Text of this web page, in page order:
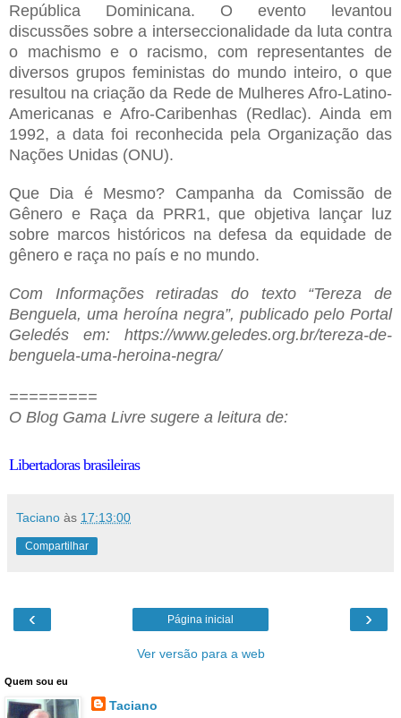
República Dominicana. O evento levantou
discussões sobre a interseccionalidade da luta contra
o machismo e o racismo, com representantes de
diversos grupos feministas do mundo inteiro, o que
resultou na criação da Rede de Mulheres Afro-Latino-
Americanas e Afro-Caribenhas (Redlac). Ainda em
1992, a data foi reconhecida pela Organização das
Nações Unidas (ONU).
Que Dia é Mesmo? Campanha da Comissão de
Gênero e Raça da PRR1, que objetiva lançar luz
sobre marcos históricos na defesa da equidade de
gênero e raça no país e no mundo.
Com Informações retiradas do texto “Tereza de
Benguela, uma heroína negra”, publicado pelo Portal
Geledés em: https://www.geledes.org.br/tereza-de-
benguela-uma-heroina-negra/
=========
O Blog Gama Livre sugere a leitura de:
Libertadoras brasileiras
Taciano às 17:13:00
Compartilhar
‹ ›
Página inicial
Ver versão para a web
Quem sou eu
Taciano